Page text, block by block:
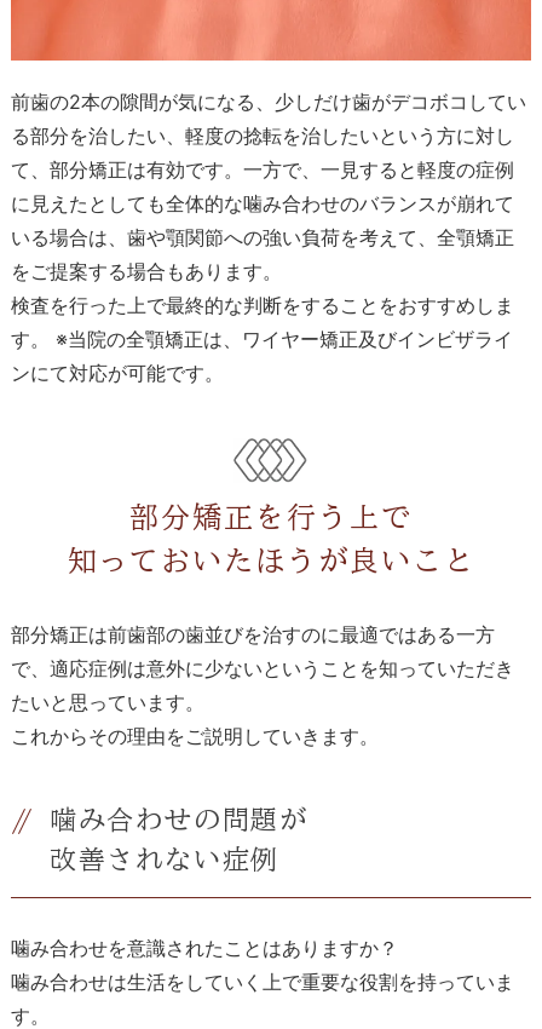
前歯の2本の隙間が気になる、少しだけ歯がデコボコしてい
る部分を治したい、軽度の捻転を治したいという方に対し
て、部分矯正は有効です。一方で、一見すると軽度の症例
に見えたとしても全体的な噛み合わせのバランスが崩れて
いる場合は、歯や顎関節への強い負荷を考えて、全顎矯正
をご提案する場合もあります。
検査を行った上で最終的な判断をすることをおすすめしま
す。 ※当院の全顎矯正は、ワイヤー矯正及びインビザライ
ンにて対応が可能です。
部分矯正を行う上で
知っておいたほうが良いこと
部分矯正は前歯部の歯並びを治すのに最適ではある一方
で、適応症例は意外に少ないということを知っていただき
たいと思っています。
これからその理由をご説明していきます。
噛み合わせの問題が
改善されない症例
噛み合わせを意識されたことはありますか？
噛み合わせは生活をしていく上で重要な役割を持っていま
す。